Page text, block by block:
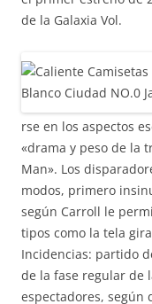
de la Galaxia Vol.
rse en los aspectos
«drama y peso de la
Man». Los
modos, primero
según Carroll le
tipos como la tela
Incidencias: partido
de la fase regular de
espectadores, según